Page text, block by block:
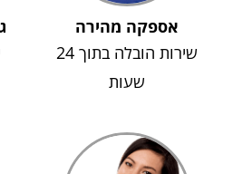
אספקה מהירה
שירות הובלה בתוך 24
שעות